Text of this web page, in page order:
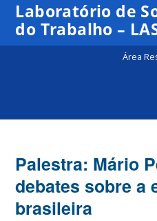
Laboratório de
do Trabalho –
Área
Palestra: Mário
debates sobre a
brasileira